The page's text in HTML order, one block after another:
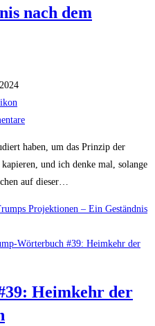
nach dem
haben, um das Prinzip der
und ich denke mal, solange
auf dieser…
Pro­jek­tio­nen – Ein Geständ­nis
Heim­kehr der